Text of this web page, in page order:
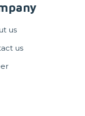
us
us